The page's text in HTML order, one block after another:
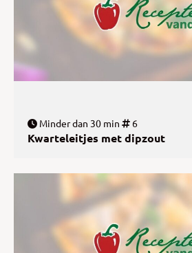
Minder dan 30 min 6
Kwarteleitjes met dipzout